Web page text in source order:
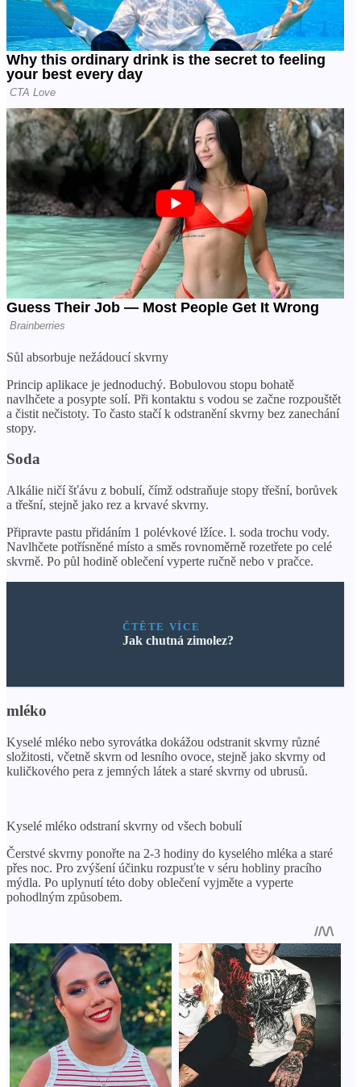
Sůl absorbuje nežádoucí skvrny
Princip aplikace je jednoduchý. Bobulovou stopu bohatě
navlhčete a posypte solí. Při kontaktu s vodou se začne rozpouštět
a čistit nečistoty. To často stačí k odstranění skvrny bez zanechání
stopy.
Soda
Alkálie ničí šťávu z bobulí, čímž odstraňuje stopy třešní, borůvek
a třešní, stejně jako rez a krvavé skvrny.
Připravte pastu přidáním 1 polévkové lžíce. l. soda trochu vody.
Navlhčete potřísněné místo a směs rovnoměrně rozetřete po celé
skvrně. Po půl hodině oblečení vyperte ručně nebo v pračce.
ČTĚTE VÍCE
Jak chutná zimolez?
mléko
Kyselé mléko nebo syrovátka dokážou odstranit skvrny různé
složitosti, včetně skvrn od lesního ovoce, stejně jako skvrny od
kuličkového pera z jemných látek a staré skvrny od ubrusů.
Kyselé mléko odstraní skvrny od všech bobulí
Čerstvé skvrny ponořte na 2-3 hodiny do kyselého mléka a staré
přes noc. Pro zvýšení účinku rozpusťte v séru hobliny pracího
mýdla. Po uplynutí této doby oblečení vyjměte a vyperte
pohodlným způsobem.